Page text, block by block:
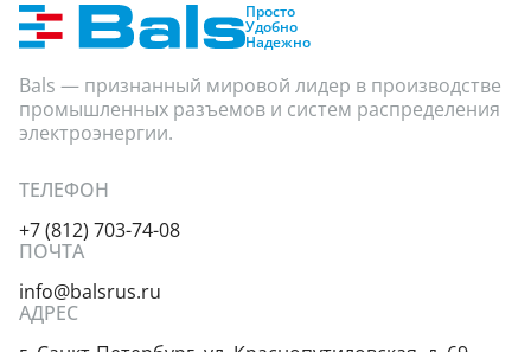
Просто
Удобно
Надежно
Bals — признанный мировой лидер в производстве
промышленных разъемов и систем распределения
электроэнергии.
ТЕЛЕФОН
+7 (812) 703-74-08
ПОЧТА
info@balsrus.ru
АДРЕС